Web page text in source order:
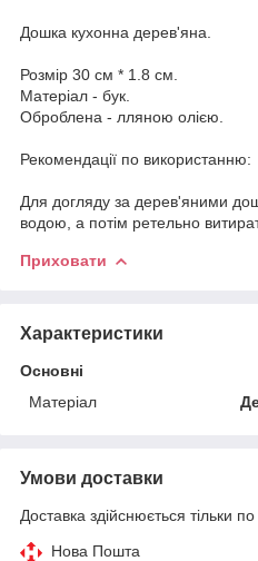
Дошка кухонна дерев'яна.
Розмір 30 см * 1.8 см.
Матеріал - бук.
Оброблена - лляною олією.
Рекомендації по використанню:
Для догляду за дерев'яними
водою, а потім ретельно
Приховати
Характеристики
Основні
Матеріал
Умови доставки
Доставка здійснюється тільки
Нова Пошта